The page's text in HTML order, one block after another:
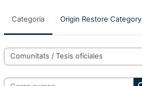
Categoria Origin Restore Category
Categories de Cursos
Cerca cursos